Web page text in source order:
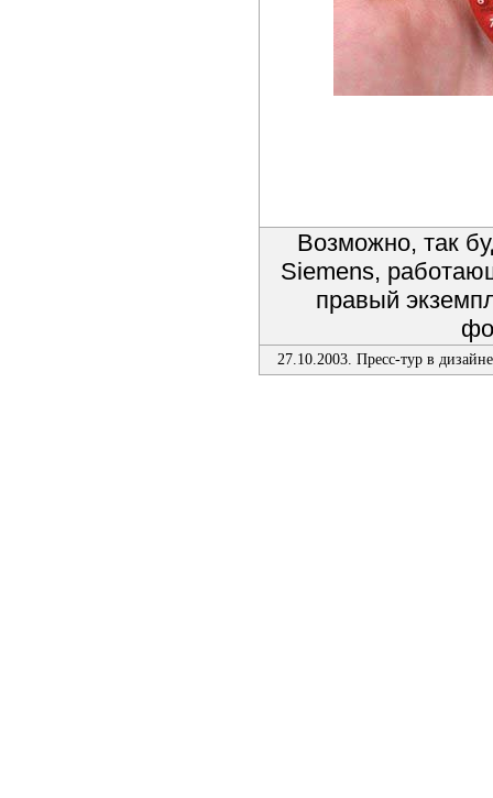
Возможно, так
Siemens,
правый
27.10.2003. Пресс-тур в